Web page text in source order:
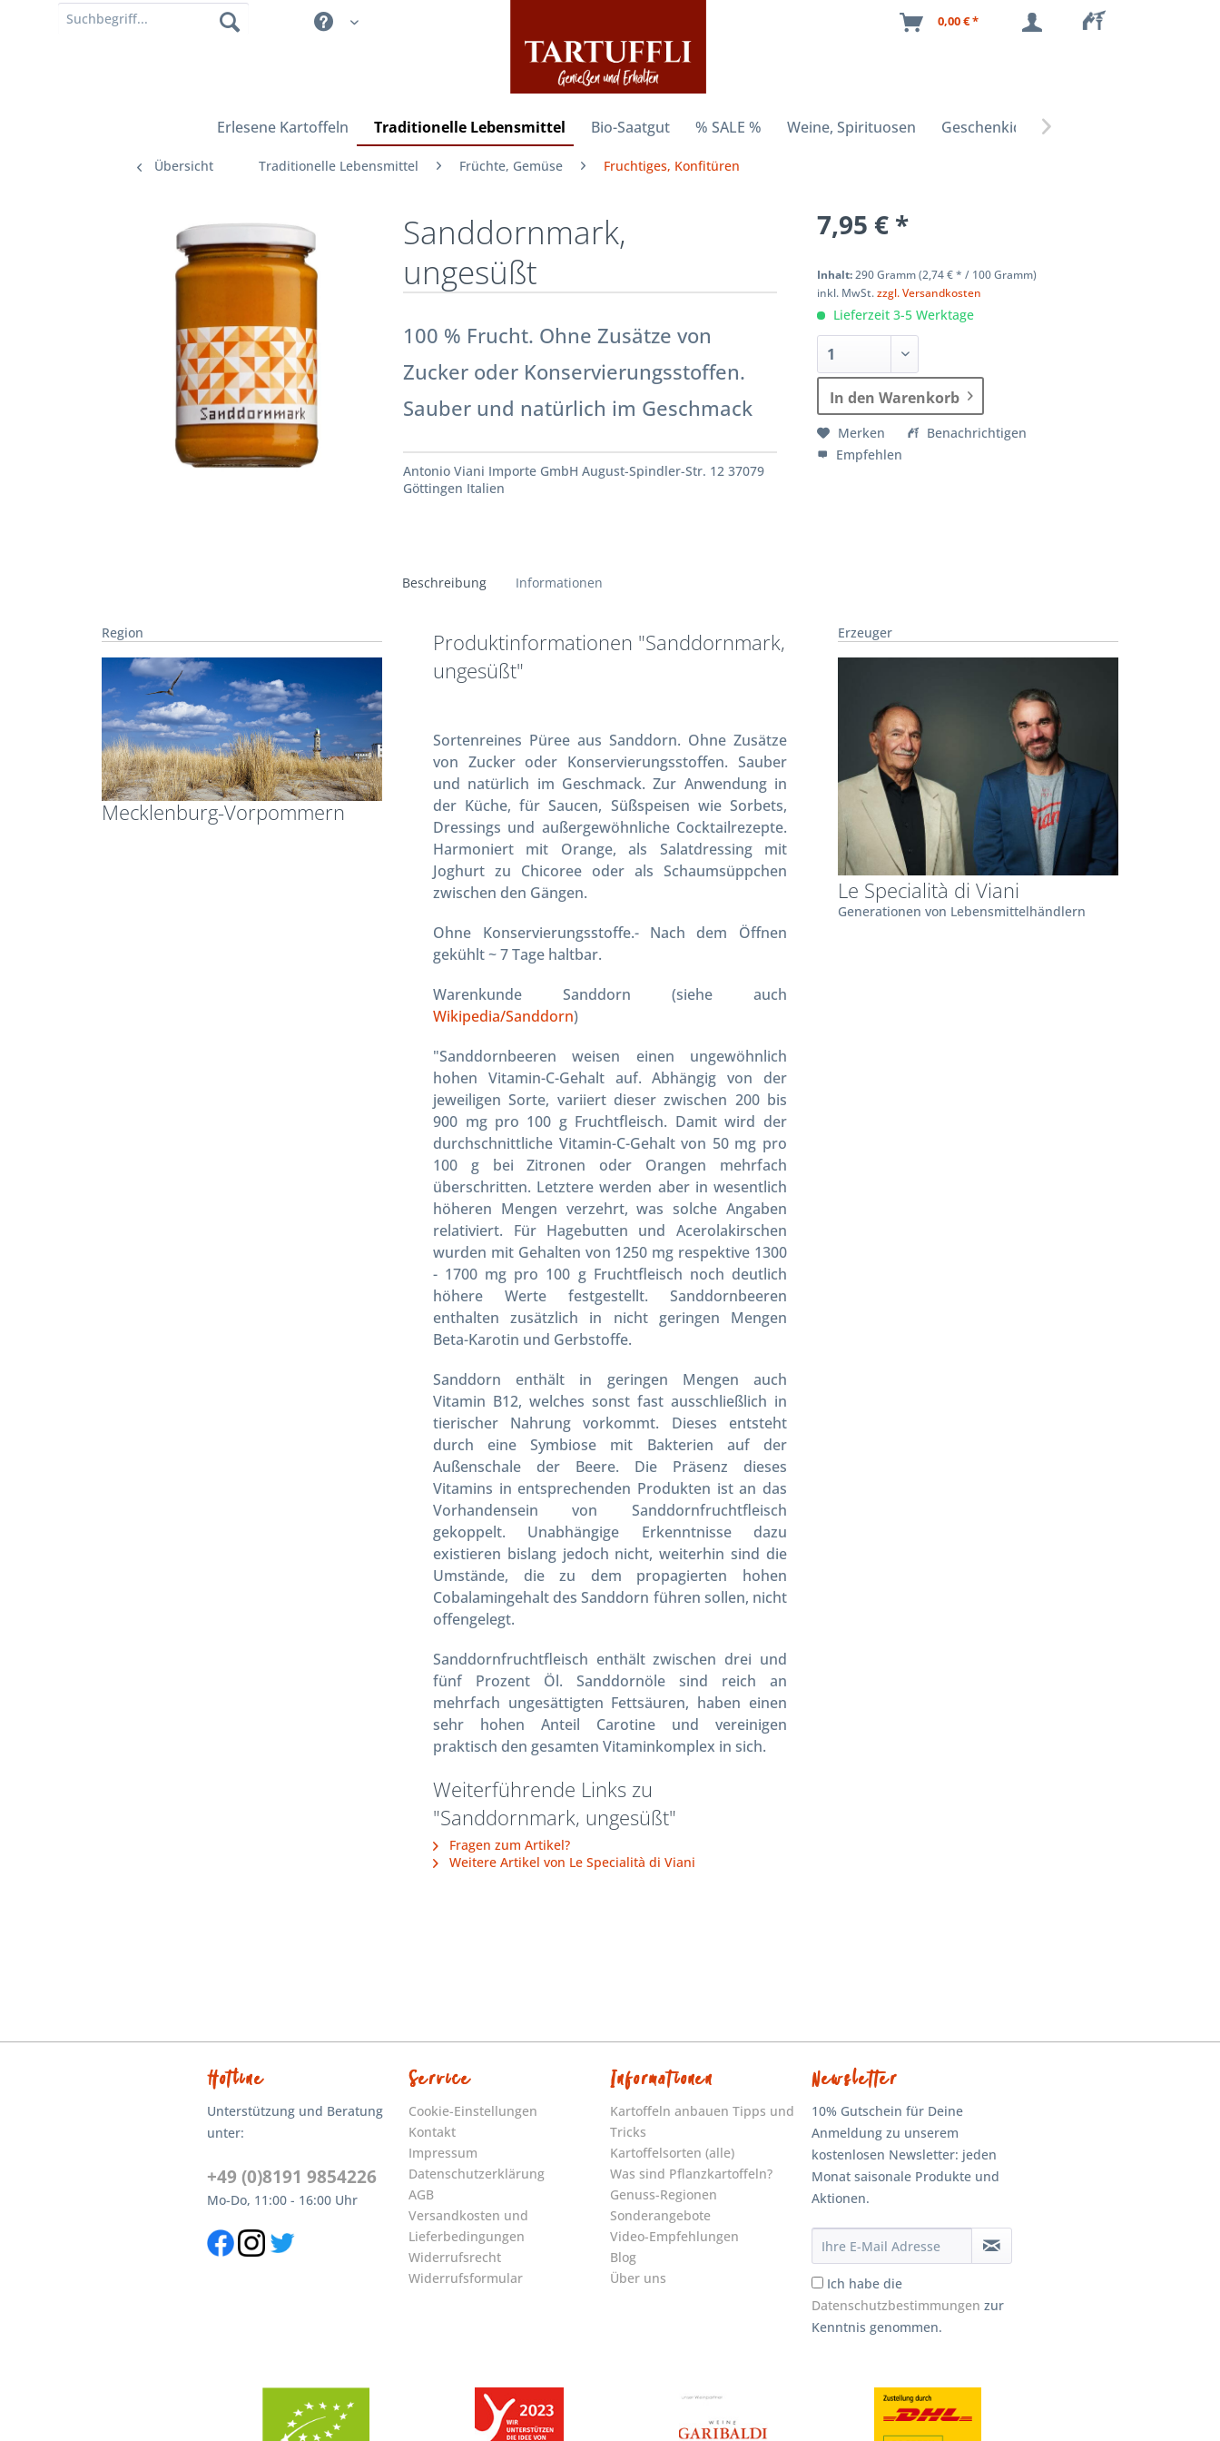
0,00 € *
Erlesene Kartoffeln Traditionelle Lebensmittel Bio-Saatgut % SALE % Weine, Spirituosen Geschenkideen
Übersicht Traditionelle Lebensmittel Früchte, Gemüse Fruchtiges, Konfitüren
Sanddornmark,
ungesüßt
100 % Frucht. Ohne Zusätze von
Zucker oder Konservierungsstoffen.
Sauber und natürlich im Geschmack
Antonio Viani Importe GmbH August-Spindler-Str. 12 37079
Göttingen Italien
7,95 € *
Inhalt:290 Gramm (2,74 €* / 100 Gramm)
inkl. MwSt.zzgl. Versandkosten
Lieferzeit 3-5 Werktage
In den Warenkorb
Merken
Benachrichtigen
Empfehlen
Region
Mecklenburg-Vorpommern
Beschreibung Informationen
Produktinformationen "Sanddornmark,
ungesüßt"
Sortenreines Püree aus Sanddorn. Ohne Zusätze
von Zucker oder Konservierungsstoffen. Sauber
und natürlich im Geschmack. Zur Anwendung in
der Küche, für Saucen, Süßspeisen wie Sorbets,
Dressings und außergewöhnliche Cocktailrezepte.
Harmoniert mit Orange, als Salatdressing mit
Joghurt zu Chicoree oder als Schaumsüppchen
zwischen den Gängen.
Ohne Konservierungsstoffe.- Nach dem Öffnen
gekühlt ~ 7 Tage haltbar.
Warenkunde Sanddorn (siehe auch
Wikipedia/Sanddorn)
"Sanddornbeeren weisen einen ungewöhnlich
hohen Vitamin-C-Gehalt auf. Abhängig von der
jeweiligen Sorte, variiert dieser zwischen 200 bis
900 mg pro 100 g Fruchtfleisch. Damit wird der
durchschnittliche Vitamin-C-Gehalt von 50 mg pro
100 g bei Zitronen oder Orangen mehrfach
überschritten. Letztere werden aber in wesentlich
höheren Mengen verzehrt, was solche Angaben
relativiert. Für Hagebutten und Acerolakirschen
wurden mit Gehalten von 1250 mg respektive 1300
- 1700 mg pro 100 g Fruchtfleisch noch deutlich
höhere Werte festgestellt. Sanddornbeeren
enthalten zusätzlich in nicht geringen Mengen
Beta-Karotin und Gerbstoffe.
Sanddorn enthält in geringen Mengen auch
Vitamin B12, welches sonst fast ausschließlich in
tierischer Nahrung vorkommt. Dieses entsteht
durch eine Symbiose mit Bakterien auf der
Außenschale der Beere. Die Präsenz dieses
Vitamins in entsprechenden Produkten ist an das
Vorhandensein von Sanddornfruchtfleisch
gekoppelt. Unabhängige Erkenntnisse dazu
existieren bislang jedoch nicht, weiterhin sind die
Umstände, die zu dem propagierten hohen
Cobalamingehalt des Sanddorn führen sollen, nicht
offengelegt.
Sanddornfruchtfleisch enthält zwischen drei und
fünf Prozent Öl. Sanddornöle sind reich an
mehrfach ungesättigten Fettsäuren, haben einen
sehr hohen Anteil Carotine und vereinigen
praktisch den gesamten Vitaminkomplex in sich.
Weiterführende Links zu
"Sanddornmark, ungesüßt"
Fragen zum Artikel?
Weitere Artikel von Le Specialità di Viani
Erzeuger
Le Specialità di Viani
Generationen von Lebensmittelhändlern
Hotline
Unterstützung und Beratung
unter:
+49 (0)8191 9854226
Mo-Do, 11:00 - 16:00 Uhr
Service
Cookie-Einstellungen
Kontakt
Impressum
Datenschutzerklärung
AGB
Versandkosten und
Lieferbedingungen
Widerrufsrecht
Widerrufsformular
Informationen
Kartoffeln anbauen Tipps und
Tricks
Kartoffelsorten (alle)
Was sind Pflanzkartoffeln?
Genuss-Regionen
Sonderangebote
Video-Empfehlungen
Blog
Über uns
Newsletter
10% Gutschein für Deine
Anmeldung zu unserem
kostenlosen Newsletter: jeden
Monat saisonale Produkte und
Aktionen.
Ich habe die
Datenschutzbestimmungen zur
Kenntnis genommen.